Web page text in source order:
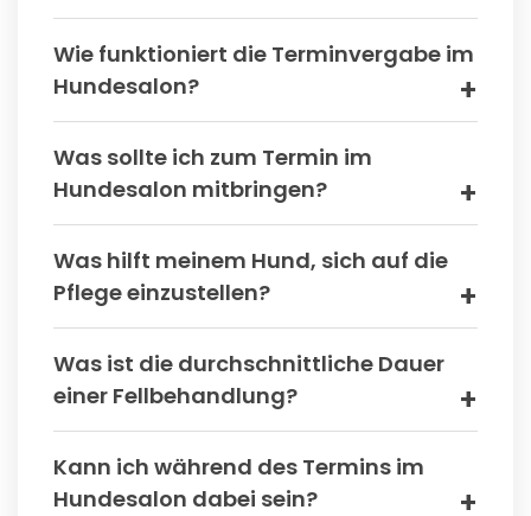
Wie funktioniert die Terminvergabe im
Hundesalon?
Was sollte ich zum Termin im
Hundesalon mitbringen?
Was hilft meinem Hund, sich auf die
Pflege einzustellen?
Was ist die durchschnittliche Dauer
einer Fellbehandlung?
Kann ich während des Termins im
Hundesalon dabei sein?